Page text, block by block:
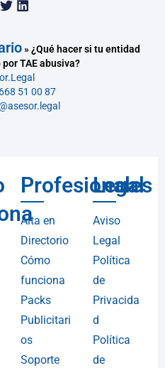
»¿Qué hacer si tu entidad
TAE abusiva?
51 00 87
Profesionales
Alta en
Directorio
Cómo
funciona
Packs
Publicitari
os
Soporte
Legal
Aviso
Legal
Política
de
Privacida
d
Política
de